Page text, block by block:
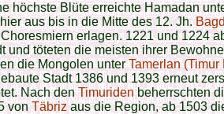
höchste Blüte erreichte Hamadan
aus bis in die Mitte des 12. Jh.
erlagen. 1221 und 1224
und töteten die meisten ihrer
die Mongolen unterTamerlan (Timur
Stadt 1386 und 1393 erneut
Nach denTimuridenbeherrschten
vonTäbrizaus die Region, ab 1503